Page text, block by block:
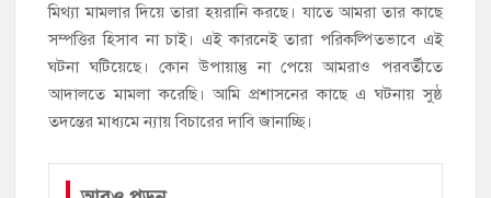
মিথ্যা মামলার দিয়ে তারা হয়রানি করছে। যাতে আমরা তার কাছে
সম্পত্তির হিসাব না চাই। এই কারনেই তারা পরিকল্পিতভাবে এই
ঘটনা ঘটিয়েছে। কোন উপায়ান্তু না পেয়ে আমরাও পরবর্তীতে
আদালতে মামলা করেছি। আমি প্রশাসনের কাছে এ ঘটনায় সুষ্ঠ
তদন্তের মাধ্যমে ন্যায় বিচারের দাবি জানাচ্ছি।